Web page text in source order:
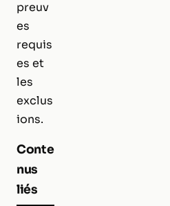
preuv
es
requis
es et
les
exclus
ions.
Conte
nus
liés